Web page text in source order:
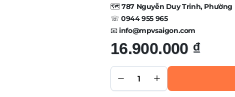
🗺️787 Nguyễn Duy Trinh,
☏0944 955 965
📧info@mpvsaigon.com
16.900.000 ₫
LOA
ALPINE
LOA
SERIES